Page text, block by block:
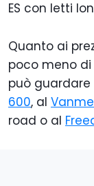
ES con letti
Quanto ai
poco meno di
può guardare
600, al
road o al